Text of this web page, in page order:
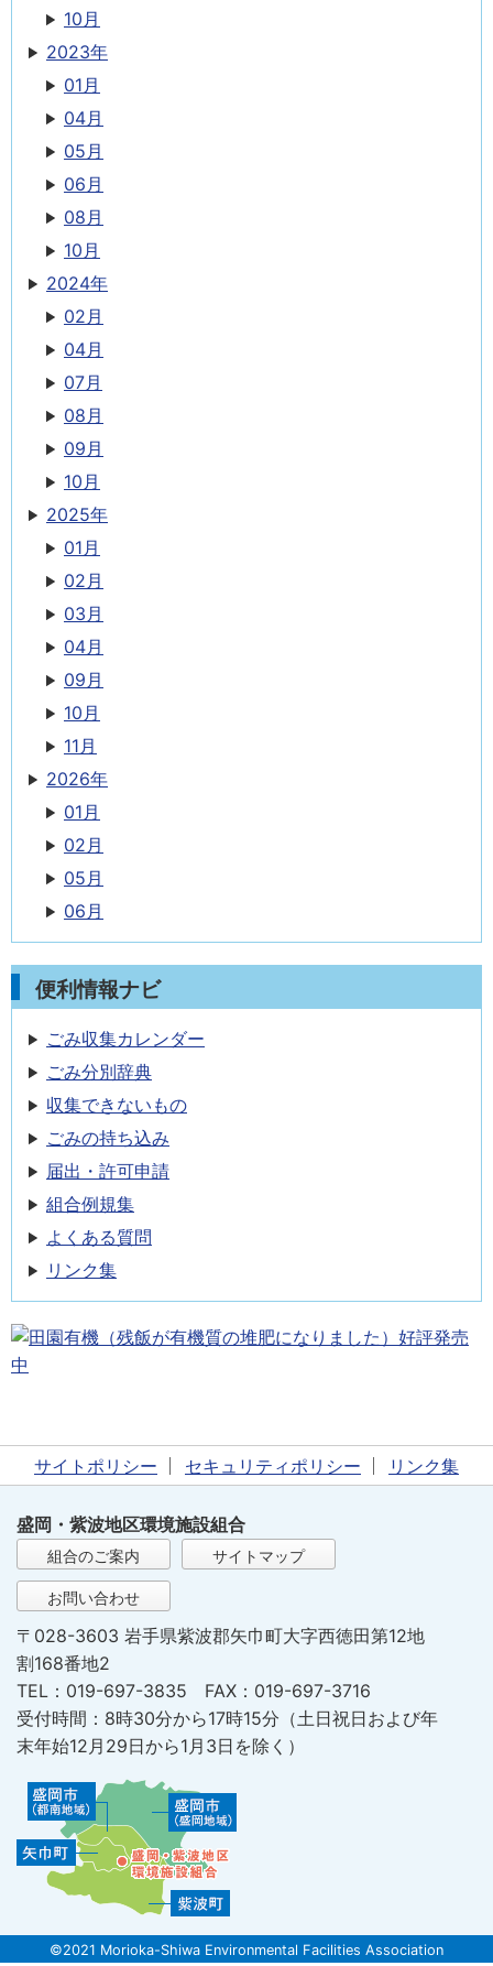
10月
2023年
01月
04月
05月
06月
08月
10月
2024年
02月
04月
07月
08月
09月
10月
2025年
01月
02月
03月
04月
09月
10月
11月
2026年
01月
02月
05月
06月
便利情報ナビ
ごみ収集カレンダー
ごみ分別辞典
収集できないもの
ごみの持ち込み
届出・許可申請
組合例規集
よくある質問
リンク集
サイトポリシー セキュリティポリシー リンク集
盛岡・紫波地区環境施設組合
組合のご案内 サイトマップ
お問い合わせ
〒028-3603 岩手県紫波郡矢巾町大字西徳田第12地
割168番地2
TEL：019-697-3835 FAX：019-697-3716
受付時間：8時30分から17時15分（土日祝日および年
末年始12月29日から1月3日を除く）
©2021 Morioka-Shiwa Environmental Facilities Association